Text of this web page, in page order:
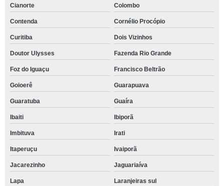
Cianorte Colombo
Contenda Cornélio Procópio
Curitiba Dois Vizinhos
Doutor Ulysses Fazenda Rio Grande
Foz do Iguaçu Francisco Beltrão
Goioerê Guarapuava
Guaratuba Guaíra
Ibaiti Ibiporã
Imbituva Irati
Itaperuçu Ivaiporã
Jacarezinho Jaguariaíva
Lapa Laranjeiras sul